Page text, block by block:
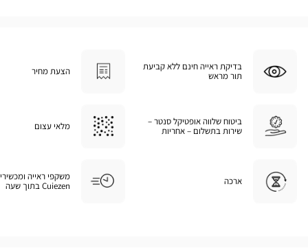
בדיקת ראייה חינם ללא קביעת
תור מראש
הצעת מחיר
ביטוח שלווה אופטיקל סנטר –
שירות בתשלום – אחריות
מלאי עצום
ארכה
משקפי ראייה
Cuiezen בתוך שעה